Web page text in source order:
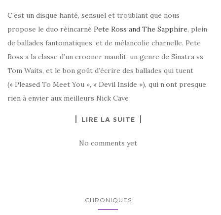
C’est un disque hanté, sensuel et troublant que nous
propose le duo réincarné Pete Ross and The Sapphire, plein
de ballades fantomatiques, et de mélancolie charnelle. Pete
Ross a la classe d’un crooner maudit, un genre de Sinatra vs
Tom Waits, et le bon goût d’écrire des ballades qui tuent
(« Pleased To Meet You », « Devil Inside »), qui n’ont presque
rien à envier aux meilleurs Nick Cave
LIRE LA SUITE
No comments yet
CHRONIQUES